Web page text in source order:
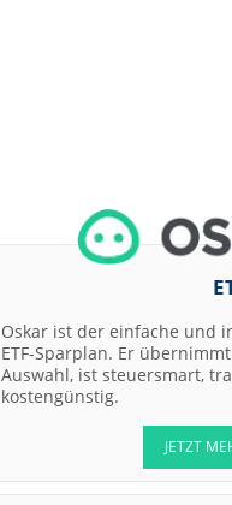
Oskar ist der einfache und
ETF-Sparplan. Er
Auswahl, ist steuersmart,
kostengünstig.
JETZT